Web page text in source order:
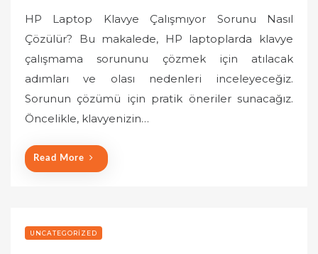
s
t
e
o
HP Laptop Klavye Çalışmıyor Sorunu Nasıl
Çözülür? Bu makalede, HP laptoplarda klavye
çalışmama sorununu çözmek için atılacak
adımları ve olası nedenleri inceleyeceğiz.
Sorunun çözümü için pratik öneriler sunacağız.
Öncelikle, klavyenizin…
Read More
UNCATEGORIZED